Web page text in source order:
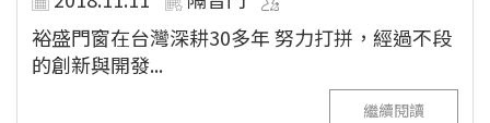
裕盛門窗在台灣深耕30多年 努力打拼，經過不段
的創新與開發...
繼續閱讀